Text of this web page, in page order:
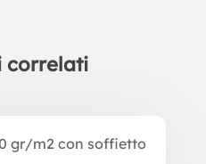
correlati
gr/m2 con soffietto